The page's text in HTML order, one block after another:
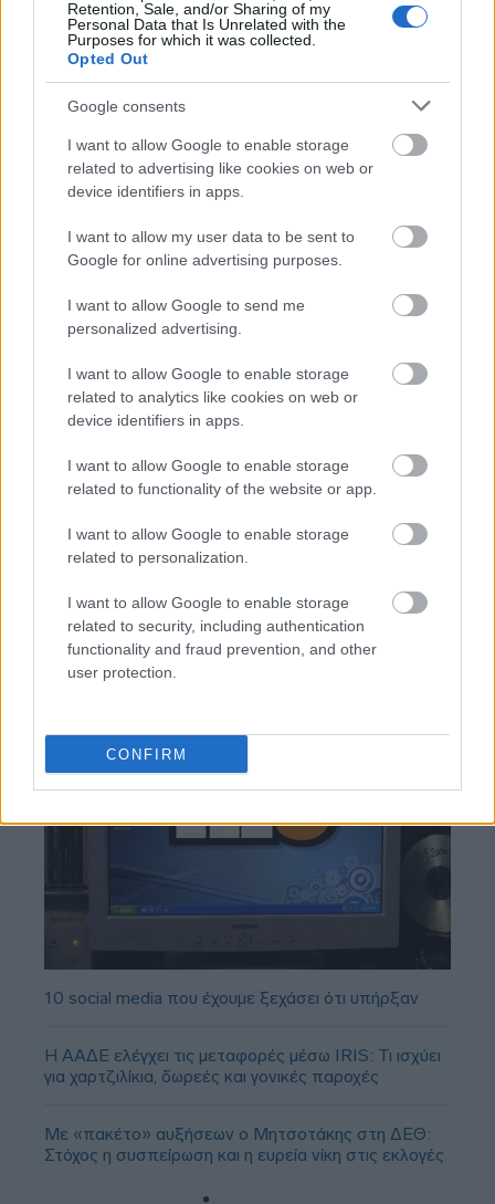
Retention, Sale, and/or Sharing of my
Personal Data that Is Unrelated with the
Purposes for which it was collected.
Opted Out
Google consents
I want to allow Google to enable storage
related to advertising like cookies on web or
device identifiers in apps.
I want to allow my user data to be sent to
Google for online advertising purposes.
I want to allow Google to send me
personalized advertising.
I want to allow Google to enable storage
related to analytics like cookies on web or
device identifiers in apps.
I want to allow Google to enable storage
related to functionality of the website or app.
I want to allow Google to enable storage
related to personalization.
I want to allow Google to enable storage
related to security, including authentication
functionality and fraud prevention, and other
user protection.
CONFIRM
Ολυμπιακός, Γουόκαπ: Δεν υπάρχει οπισθοχώρηση
από την αρχική τιμή πώλησης των 3 εκατομμυρίων
ευρώ!
Οι πλουσιότεροι ιδιοκτήτες ομάδων παγκοσμίως:
Πάνω από τον Φλορεντίνο Πέρεθ ο Βαγγέλης
Μαρινάκης
(Κάσερες, Καντιού) και ο Τικνιζιάν για αριστερά
10 social media που έχουμε ξεχάσει ότι υπήρξαν
Η ΑΑΔΕ ελέγχει τις μεταφορές μέσω IRIS: Τι ισχύει
για χαρτζιλίκια, δωρεές και γονικές παροχές
Με «πακέτο» αυξήσεων ο Μητσοτάκης στη ΔΕΘ:
Στόχος η συσπείρωση και η ευρεία νίκη στις εκλογές